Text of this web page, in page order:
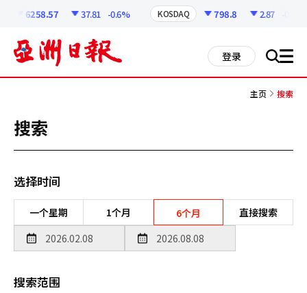
6258.57 37.81 -0.6% KOSDAQ 798.8 2.87 -0.36%
登录 搜 all
主页 搜索
搜索
选择时间
一个星期 1个月 6个月 直接搜索
搜索范围